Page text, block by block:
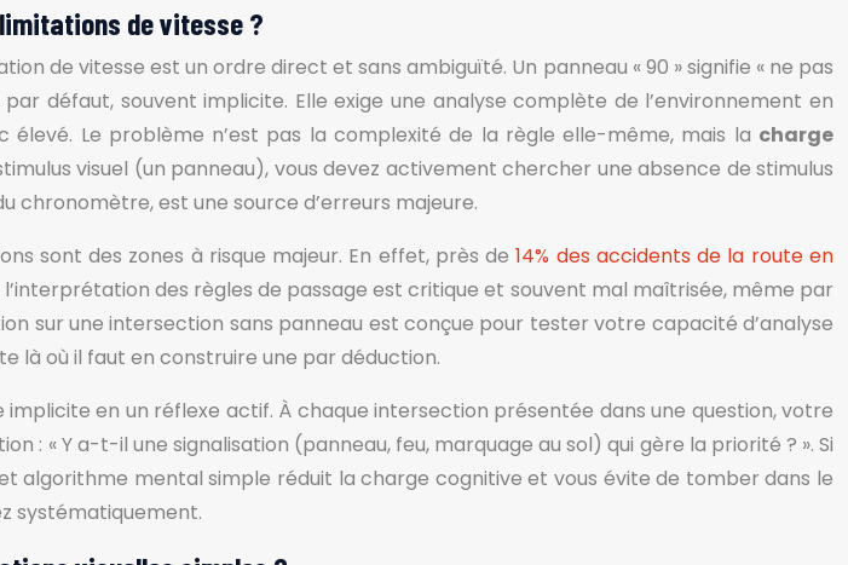
de vitesse ?
de vitesse est un ordre direct et sans ambiguïté. Un panneau « 90 » signifie « ne pas
défaut, souvent implicite. Elle exige une analyse complète de l’environnement en
élevé. Le problème n’est pas la complexité de la règle elle-même, mais la charge
visuel (un panneau), vous devez activement chercher une absence de stimulus
chronomètre, est une source d’erreurs majeure.
sont des zones à risque majeur. En effet, près de14% des accidents de la route en
des règles de passage est critique et souvent mal maîtrisée, même par
sur une intersection sans panneau est conçue pour tester votre capacité d’analyse
là où il faut en construire une par déduction.
en un réflexe actif. À chaque intersection présentée dans une question, votre
: « Y a-t-il une signalisation (panneau, feu, marquage au sol) qui gère la priorité ? ». Si
algorithme mental simple réduit la charge cognitive et vous évite de tomber dans le
systématiquement.